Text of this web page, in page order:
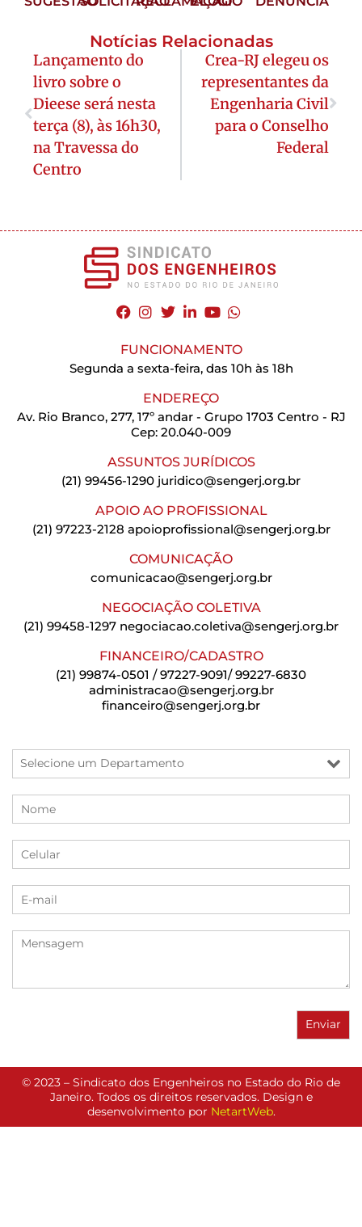
Notícias Relacionadas
Lançamento do
livro sobre o
Dieese será nesta
terça (8), às 16h30,
na Travessa do
Centro
Crea-RJ elegeu os
representantes da
Engenharia Civil
para o Conselho
Federal
FUNCIONAMENTO
Segunda a sexta-feira, das 10h às 18h
ENDEREÇO
Av. Rio Branco, 277, 17º andar - Grupo 1703 Centro - RJ
Cep: 20.040-009
ASSUNTOS JURÍDICOS
(21) 99456-1290 juridico@sengerj.org.br
APOIO AO PROFISSIONAL
(21) 97223-2128 apoioprofissional@sengerj.org.br
COMUNICAÇÃO
comunicacao@sengerj.org.br
NEGOCIAÇÃO COLETIVA
(21) 99458-1297 negociacao.coletiva@sengerj.org.br
FINANCEIRO/CADASTRO
(21) 99874-0501 / 97227-9091/ 99227-6830
administracao@sengerj.org.br
financeiro@sengerj.org.br
© 2023 – Sindicato dos Engenheiros no Estado do Rio de
Janeiro. Todos os direitos reservados. Design e
desenvolvimento por NetartWeb.